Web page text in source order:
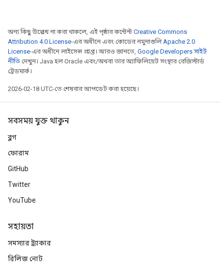
অন্য কিছু উল্লেখ না করা থাকলে, এই পৃষ্ঠার কন্টেন্ট Creative Commons
Attribution 4.0 License-এর অধীনে এবং কোডের নমুনাগুলিApache 2.0
License-এর অধীনে লাইসেন্স প্রাপ্ত। আরও জানতে, Google Developers সাইট
নীতি দেখুন। Java হল Oracle এবং/অথবা তার অ্যাফিলিয়েট সংস্থার রেজিস্টার্ড
ট্রেডমার্ক।
2026-02-18 UTC-তে শেষবার আপডেট করা হয়েছে।
সবসময় যুক্ত থাকুন
ব্লগ
ফোরাম
GitHub
Twitter
YouTube
সহায়তা
সমস্যার ট্র্যাকার
রিলিজ নোট